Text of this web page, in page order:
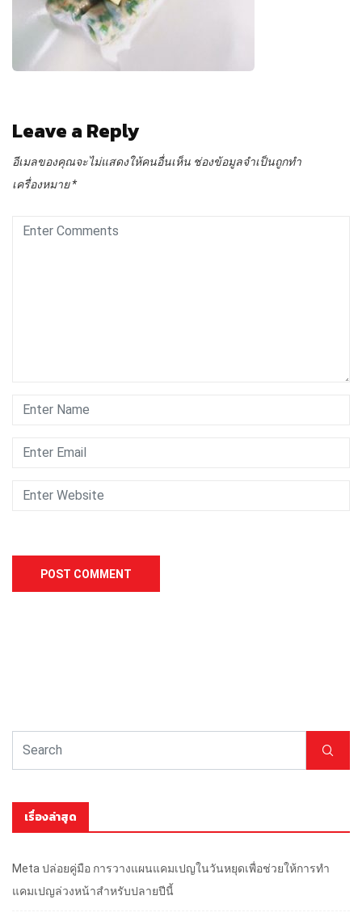
Leave a Reply
อีเมลของคุณจะไม่แสดงให้คนอื่นเห็น ช่องข้อมูลจำเป็นถูกทำ
เครื่องหมาย*
เรื่องล่าสุด
Meta ปล่อยคู่มือ การวางแผนแคมเปญในวันหยุดเพื่อช่วยให้การทำ
แคมเปญล่วงหน้าสำหรับปลายปีนี้